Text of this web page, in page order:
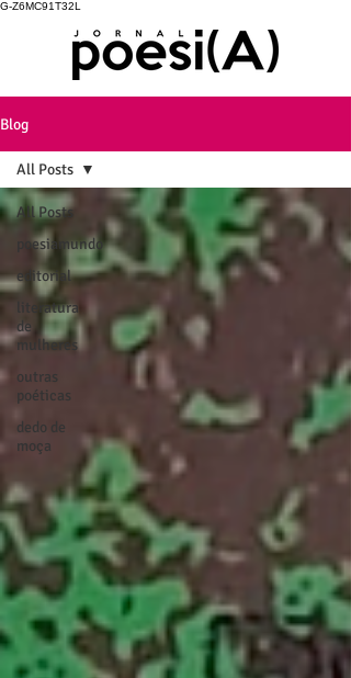
G-Z6MC91T32L
Blog
All Posts
poesiamundo
editorial
literatura
de
mulheres
outras
poéticas
dedo de
moça
All Posts